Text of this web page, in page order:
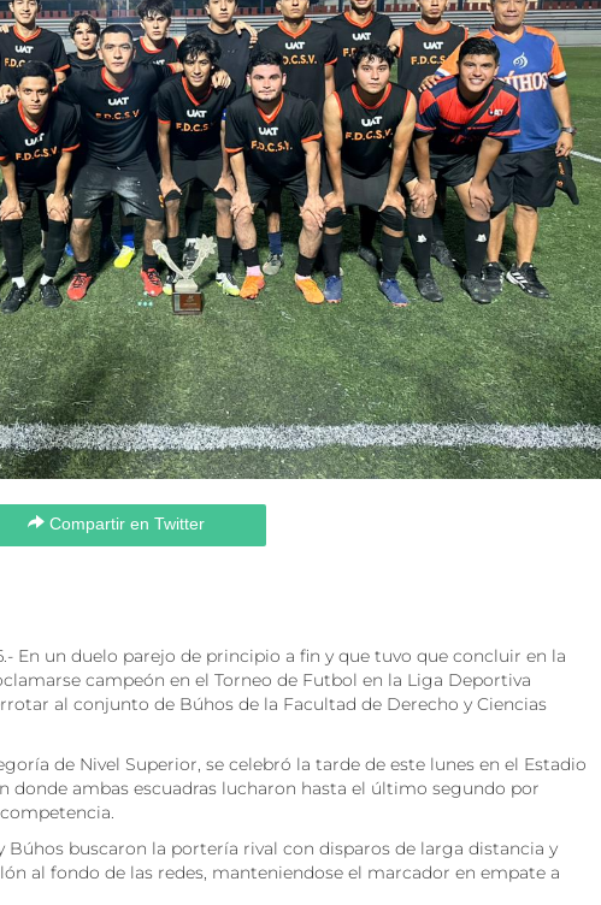
Compartir en Twitter
En un duelo parejo de principio a fin y que tuvo que concluir en la
campeón en el Torneo de Futbol en la Liga Deportiva
al conjunto de Búhos de la Facultad de Derecho y Ciencias
de Nivel Superior, se celebró la tarde de este lunes en el Estadio
donde ambas escuadras lucharon hasta el último segundo por
buscaron la portería rival con disparos de larga distancia y
al fondo de las redes, manteniendose el marcador en empate a